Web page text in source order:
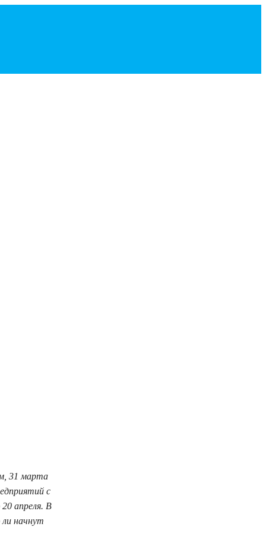
31 марта
с
апреля. В
ли начнут